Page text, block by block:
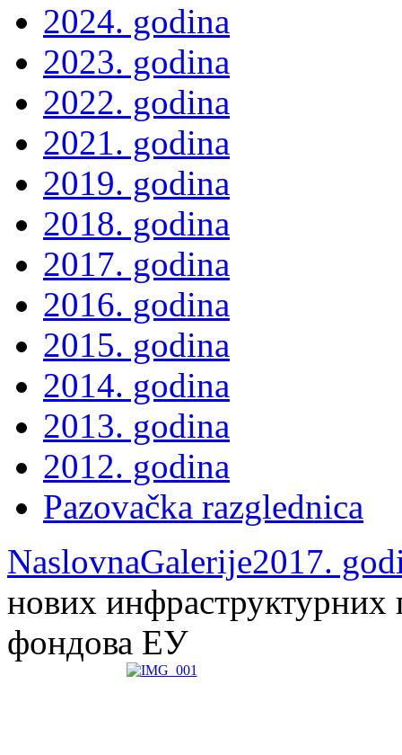
2024. godina
2023. godina
2022. godina
2021. godina
2019. godina
2018. godina
2017. godina
2016. godina
2015. godina
2014. godina
2013. godina
2012. godina
Pazovačka razglednica
NaslovnaGalerije2017.
нових инфраструктурних
фондова ЕУ